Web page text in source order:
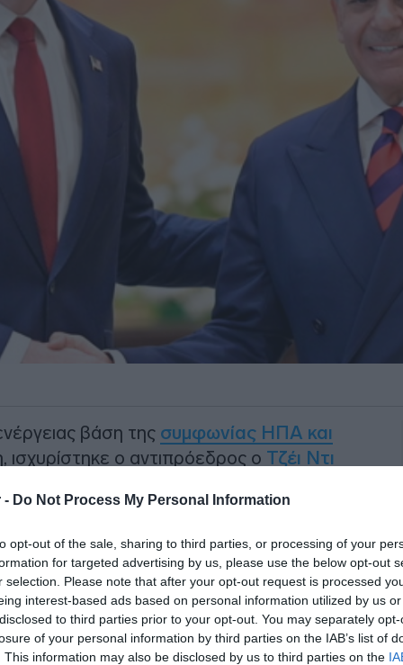
- Do Not Process My Personal Information
opt-out of the sale, sharing to third parties, or processing of your
for targeted advertising by us, please use the below opt-out
selection. Please note that after your opt-out request is processed
interest-based ads based on personal information utilized by us
to third parties prior to your opt-out. You may separately
of your personal information by third parties on the IAB’s list of
This information may also be disclosed by us to third parties on the
βάση της συμφωνίας ΗΠΑ και
ο αντιπρόεδρος ο Τζέι Ντι
του πολύμηνου πολέμου στην
αντιπρόεδρος σε συνέντευξή
πρόγραμμα.«Στην
της συμφωνίας είναι ότι ο Διεθνής
και οι Ηνωμένες Πολιτείες θα
απόθεμα ουρανίου υψηλού